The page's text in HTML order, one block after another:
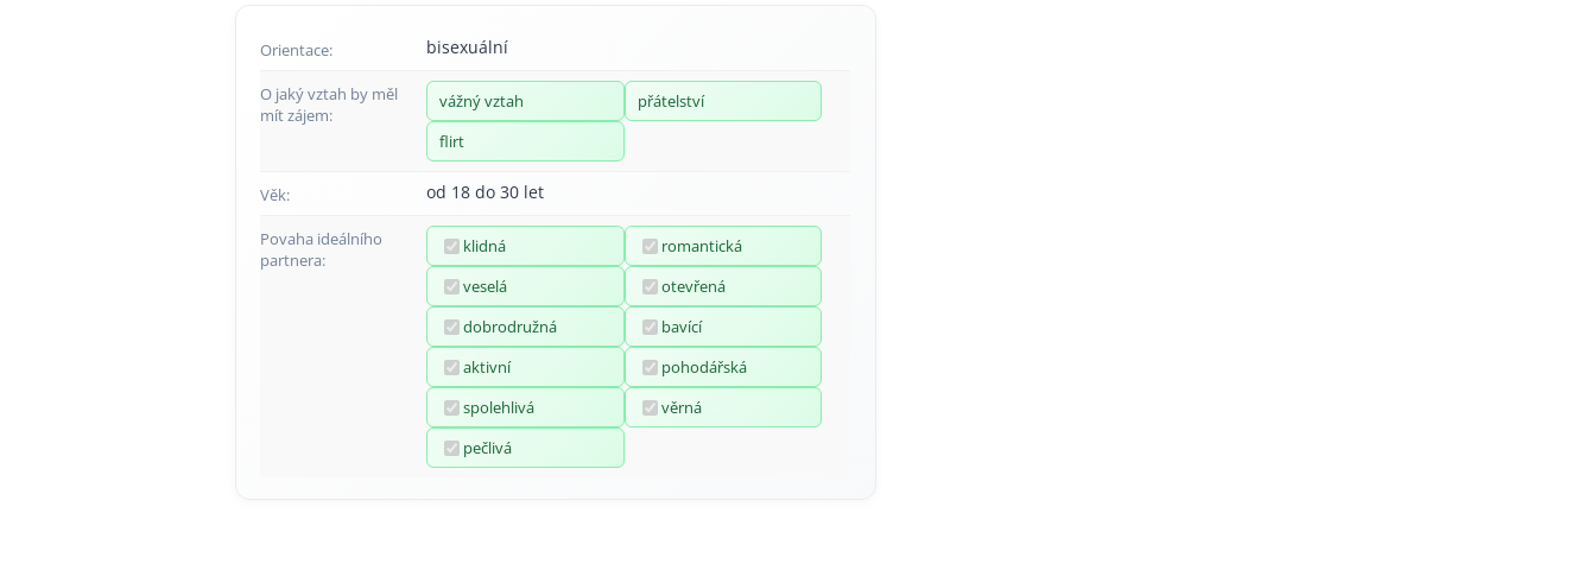
Orientace: bisexuální
O jaký vztah by měl
mít zájem:
vážný vztah
přátelství
flirt
Věk: od 18 do 30 let
Povaha ideálního
partnera:
klidná
romantická
veselá
otevřená
dobrodružná
bavící
aktivní
pohodářská
spolehlivá
věrná
pečlivá